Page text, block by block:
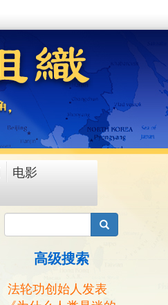
电影
搜索
高级搜索
法轮功创始人发表